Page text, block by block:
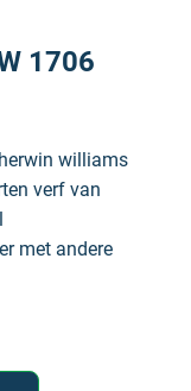
1706
williams
verf van
met andere